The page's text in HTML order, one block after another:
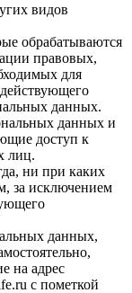
видов
обрабатываются
правовых,
для
данных.
данных и
доступ к
лиц.
ни при каких
за исключением
данных,
на адрес
с пометкой